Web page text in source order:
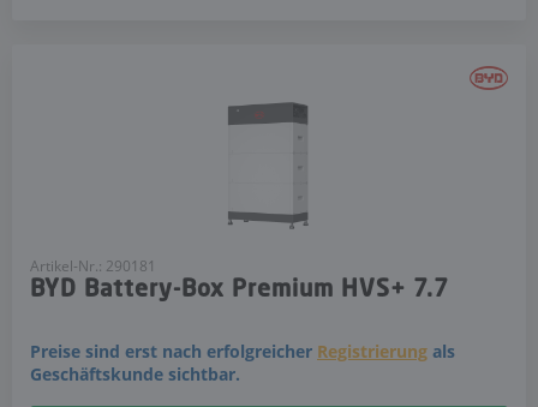
Artikel-Nr.: 290181
BYD Battery-Box Premium HVS+ 7.7
Preise sind erst nach erfolgreicher Registrierung als
Geschäftskunde sichtbar.